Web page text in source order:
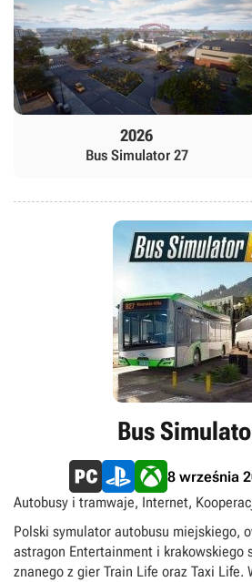
2026
Bus Simulator 27
Bus
8 września
Autobusy i tramwaje, Internet,
Singleplayer, Transport, singleplayer,
Polski symulator autobusu miejskiego,
astragon Entertainment i krakowskiego
znanego z gier Train Life oraz Taxi Life.